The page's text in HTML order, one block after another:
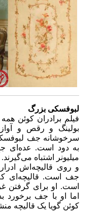
لبوفسکی بزرگ
فیلم برادران کوئن همه
بولینگ و رقص و
سرخوشانه جف
به دود است. عده‌ای
میلیونر اشتباه
و روی قالیچه‌اش ادرار
جف است. قالیچه‌ای که
است. او برای گرفتن
اما او با جف برخورد
کوئن گویا یک قالیچه